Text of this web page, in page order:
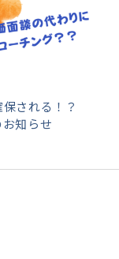
される！？
知らせ